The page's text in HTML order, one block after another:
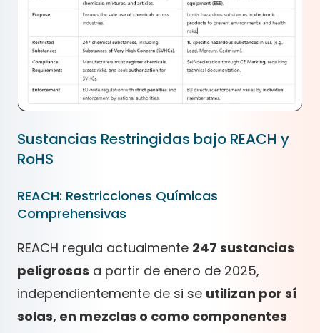
Sustancias Restringidas bajo REACH y
RoHS
REACH: Restricciones Químicas
Comprehensivas
REACH regula actualmente 247 sustancias
peligrosas a partir de enero de 2025,
independientemente de si se utilizan por sí
solas, en mezclas o como componentes